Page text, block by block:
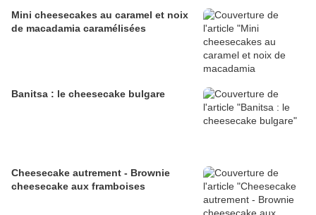
Mini cheesecakes au caramel et noix
de macadamia caramélisées
Banitsa : le cheesecake bulgare
Cheesecake autrement - Brownie
cheesecake aux framboises